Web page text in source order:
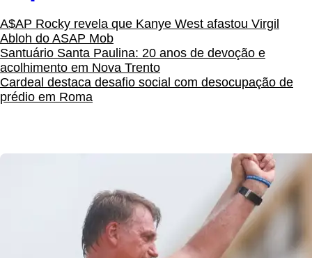
A$AP Rocky revela que Kanye West afastou Virgil
Abloh do ASAP Mob
Santuário Santa Paulina: 20 anos de devoção e
acolhimento em Nova Trento
Cardeal destaca desafio social com desocupação de
prédio em Roma